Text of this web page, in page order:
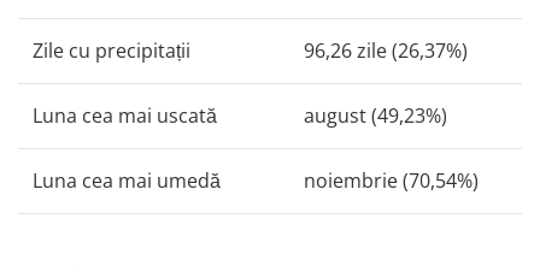
Zile cu precipitații 96,26 zile (26,37%)
Luna cea mai uscată august (49,23%)
Luna cea mai umedă noiembrie (70,54%)